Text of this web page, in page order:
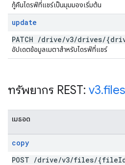
กู้คืนไดรฟ์ที่แชร์เป็นมุมมองเริ่มต้น
update
PATCH /drive/v3/drives/
อัปเดตข้อมูลเมตาสำหรับไดรฟ์ที่แชร์
ทรัพยากร REST: v3.files
เมธอด
copy
POST /drive/v3/files/{file